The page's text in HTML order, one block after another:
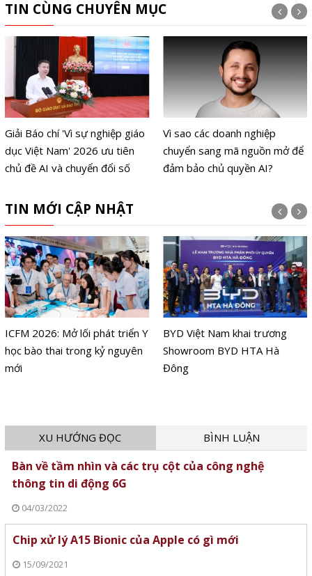
TIN CÙNG CHUYÊN MỤC
Giải Báo chí 'Vì sự nghiệp giáo
dục Việt Nam' 2026 ưu tiên
chủ đề AI và chuyển đổi số
Vì sao các doanh nghiệp
chuyển sang mã nguồn mở để
đảm bảo chủ quyền AI?
TIN MỚI CẬP NHẬT
ICFM 2026: Mở lối phát triển Y
học bào thai trong kỷ nguyên
mới
BYD Việt Nam khai trương
Showroom BYD HTA Hà
Đông
XU HƯỚNG ĐỌC BÌNH LUẬN
Bàn về tầm nhìn và các trụ cột của công nghệ
thông tin di động 6G
04/03/2022
Chip xử lý A15 Bionic của Apple có gì mới
15/09/2021